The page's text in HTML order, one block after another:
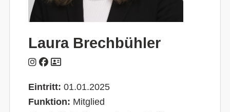
Laura Brechbühler
Eintritt: 01.01.2025
Funktion: Mitglied